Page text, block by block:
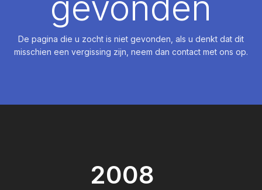
De pagina die u zocht is niet gevonden, als u denkt dat dit
misschien een vergissing zijn, neem dan contact met ons op.
2008